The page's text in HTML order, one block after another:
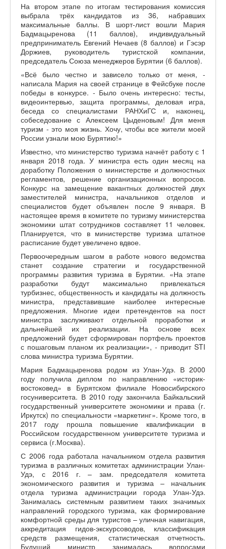
На втором этапе по итогам тестирования комиссия
выбрала трёх кандидатов из 36, набравших
максимальные баллы. В шорт-лист вошли Мария
Бадмацыренова (11 баллов), индивидуальный
предприниматель Евгений Нечаев (8 баллов) и Гэсэр
Доржиев, руководитель туристской компании,
председатель Союза менеджеров Бурятии (6 баллов).
«Всё было честно и зависело только от меня, -
написала Мария на своей странице в Фейсбуке после
победы в конкурсе. - Было очень интересно: тесты,
видеоинтервью, защита программы, деловая игра,
беседа со специалистами РАНХиГС и, наконец,
собеседование с Алексеем Цыденовым! Для меня
туризм - это моя жизнь. Хочу, чтобы все жители моей
России узнали мою Бурятию!»
Известно, что министерство туризма начнёт работу с 1
января 2018 года. У министра есть один месяц на
доработку Положения о министерстве и должностных
регламентов, решение организационных вопросов.
Конкурс на замещение вакантных должностей двух
заместителей министра, начальников отделов и
специалистов будет объявлен после 9 января. В
настоящее время в комитете по туризму министерства
экономики штат сотрудников составляет 11 человек.
Планируется, что в министерстве туризма штатное
расписание будет увеличено вдвое.
Первоочередным шагом в работе нового ведомства
станет создание стратегии и государственной
программы развития туризма в Бурятии. «На этапе
разработки будут максимально привлекаться
турбизнес, общественность и кандидаты на должность
министра, представившие наиболее интересные
предложения. Многие идеи претендентов на пост
министра заслуживают отдельной проработки и
дальнейшей их реализации. На основе всех
предложений будет сформирован портфель проектов
с пошаговым планом их реализации», - приводит STI
слова министра туризма Бурятии.
Мария Бадмацыренова родом из Улан-Удэ. В 2000
году получила диплом по направлению «историк-
востоковед» в Бурятском филиале Новосибирского
госуниверситета. В 2010 году закончила Байкальский
государственный университете экономики и права (г.
Иркутск) по специальности «маркетинг». Кроме того, в
2017 году прошла повышение квалификации в
Российском государственном университете туризма и
сервиса (г.Москва).
С 2006 года работала начальником отдела развития
туризма в различных комитетах администрации Улан-
Удэ, с 2016 г. – зам. председателя комитета
экономического развития и туризма – начальник
отдела туризма администрации города Улан-Удэ.
Занималась системным развитием таких значимых
направлений городского туризма, как формирование
комфортной среды для туристов – уличная навигация,
аккредитация гидов-экскурсоводов, классификация
средств размещения, статистическая отчетность.
Будущий министр занималась вопросами